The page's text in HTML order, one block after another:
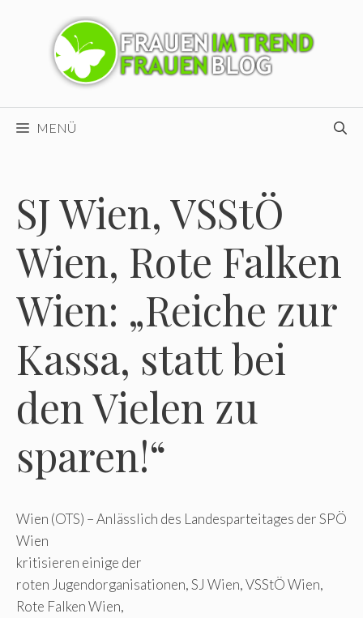
MENÜ
SJ Wien, VSStÖ
Wien, Rote Falken
Wien: „Reiche zur
Kassa, statt bei
den Vielen zu
sparen!“
Wien (OTS) – Anlässlich des Landesparteitages der SPÖ
Wien
kritisieren einige der
roten Jugendorganisationen, SJ Wien, VSStÖ Wien,
Rote Falken Wien,